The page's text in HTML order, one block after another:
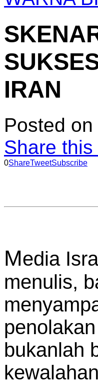
IRAN
Posted on
Share
0ShareTweetSubscribe
Media
menulis,
bukanlah